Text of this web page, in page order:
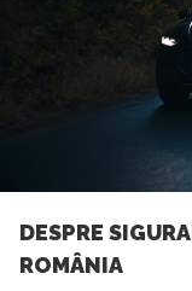
DESPRE
ROMÂNIA